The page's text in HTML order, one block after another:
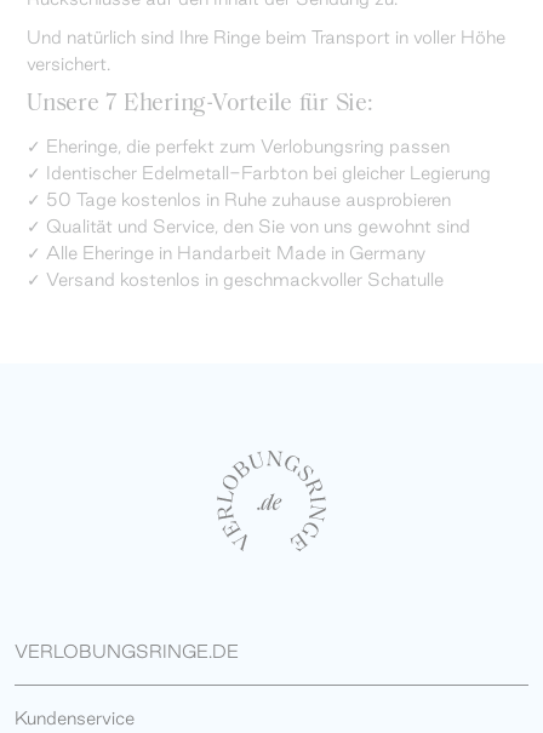
Und natürlich sind Ihre Ringe beim Transport in voller Höhe
versichert.
Unsere 7 Ehering-Vorteile für Sie:
✓ Eheringe, die perfekt zum Verlobungsring passen
✓ Identischer Edelmetall-Farbton bei gleicher Legierung
✓ 50 Tage kostenlos in Ruhe zuhause ausprobieren
✓ Qualität und Service, den Sie von uns gewohnt sind
✓ Alle Eheringe in Handarbeit Made in Germany
✓ Versand kostenlos in geschmackvoller Schatulle
VERLOBUNGSRINGE.DE
Kundenservice